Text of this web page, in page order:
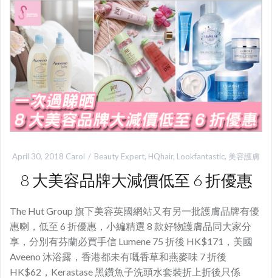
April 30, 2018 Carol Beauty Expert, HQhair, Lookfantastic, 美容護膚
8 大美容品牌大減價低至 6 折優惠
The Hut Group 旗下美容英國網站又有另一批護膚品牌有優
惠喇，低至 6 折優惠，小編精選 8 款好物護膚品同大家分
享，分別有芬蘭必買手信 Lumene 75 折後 HK$171，美國
Aveeno 沐浴露，香港都未有嘅香草和燕麥味 7 折後
HK$62，Kerastase 黑鑽魚子洗頭水套裝折上折後只係